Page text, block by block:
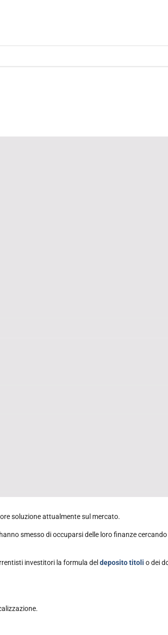
soluzione attualmente sul mercato.
smesso di occuparsi delle loro finanze cercando
investitori la formula del deposito titoli o dei